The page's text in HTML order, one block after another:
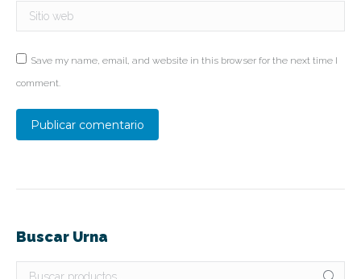
Sitio web
Save my name, email, and website in this browser for the next time I
comment.
Publicar comentario
Buscar Urna